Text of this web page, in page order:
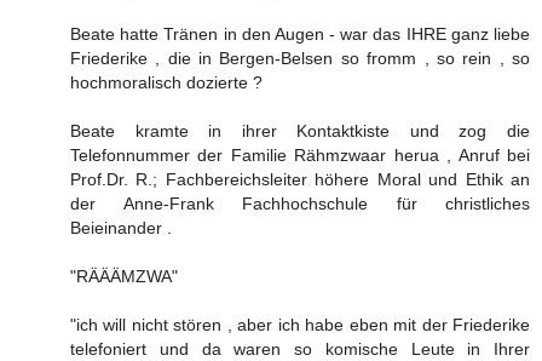
Beate hatte Tränen in den Augen - war das IHRE ganz liebe
Friederike , die in Bergen-Belsen so fromm , so rein , so
hochmoralisch dozierte ?
Beate kramte in ihrer Kontaktkiste und zog die
Telefonnummer der Familie Rähmzwaar herua , Anruf bei
Prof.Dr. R.; Fachbereichsleiter höhere Moral und Ethik an
der Anne-Frank Fachhochschule für christliches
Beieinander .
"RÄÄÄMZWA"
"ich will nicht stören , aber ich habe eben mit der Friederike
telefoniert und da waren so komische Leute in Ihrer